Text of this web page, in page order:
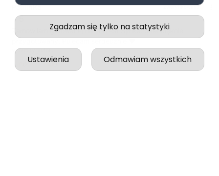
PaulinKa zweryfikowano
5
Zamówiłam gotowanej na chrzest Synka. Jest pięknie
przygotowany. Polecam serdecznie ❤️
w tym tygodniu
0
Zgadzam się tylko na statystyki
Ustawienia Odmawiam wszystkich